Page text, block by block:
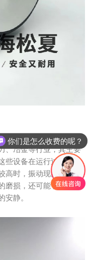
、冶金等行业，其主要
些设备在运行过程中会
时，振动现象更为明
磨损，还可能引发噪音
静。
你们是怎么收费的呢？